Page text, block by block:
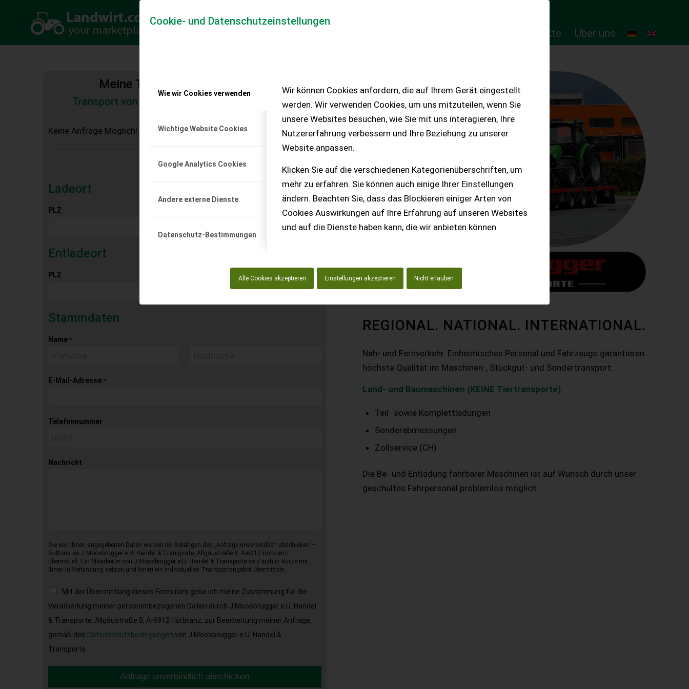
Cookie- und Datenschutzeinstellungen
Wie wir Cookies verwenden
Wichtige Website Cookies
Google Analytics Cookies
Andere externe Dienste
Datenschutz-Bestimmungen
Wir können Cookies anfordern, die auf Ihrem Gerät eingestellt
werden. Wir verwenden Cookies, um uns mitzuteilen, wenn Sie
unsere Websites besuchen, wie Sie mit uns interagieren, Ihre
Nutzererfahrung verbessern und Ihre Beziehung zu unserer
Website anpassen.
Klicken Sie auf die verschiedenen Kategorienüberschriften, um
mehr zu erfahren. Sie können auch einige Ihrer Einstellungen
ändern. Beachten Sie, dass das Blockieren einiger Arten von
Cookies Auswirkungen auf Ihre Erfahrung auf unseren Websites
und auf die Dienste haben kann, die wir anbieten können.
Alle Cookies akzeptieren Einstellungen akzeptieren Nicht erlauben
Online-Produkte Über uns
Meine Transportkostenanfrage
Transport von Land- und Baumaschinen – KEINE
Keine Anfrage Möglich!
Ladeort
PLZ
Entladeort
PLZ
Stammdaten
Name *
E-Mail-Adresse *
Telefonnummer
Nachricht
Die von Ihnen angegebenen Daten werden bei Betätigen des „Anfrage unverbindlich abschicken“–
Buttons an J.Moosbrugger e.U. Handel & Transporte, Allgäustraße 8, A-6912 Hörbranz,
übermittelt. Ein Mitarbeiter von J.Moosbrugger e.U. Handel & Transporte wird sich in Kürze mit
Ihnen in Verbindung setzen und Ihnen ein individuelles Transportangebot übermitteln.
Mit der Übermittlung dieses Formulars gebe ich meine Zustimmung für die
Verarbeitung meiner personenbezogenen Daten durch J.Moosbrugger e.U. Handel
& Transporte, Allgäustraße 8, A-6912 Hörbranz, zur Bearbeitung meiner Anfrage,
gemäß den Datenschutzbedingungen von J.Moosbrugger e.U. Handel &
Transporte.
Anfrage unverbindlich abschicken
REGIONAL. NATIONAL. INTERNATIONAL.
Nah- und Fernverkehr. Einheimisches Personal und Fahrzeuge garantieren
höchste Qualität im Maschinen-, Stückgut- und Sondertransport.
Land- und Baumaschinen (KEINE Tiertransporte)
Teil- sowie Komplettladungen
Sonderabmessungen
Zollservice (CH)
Die Be- und Entladung fahrbarer Maschinen ist auf Wunsch durch unser
geschultes Fahrpersonal problemlos möglich.